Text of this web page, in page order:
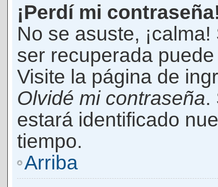
¡Perdí mi
No se asuste,
ser recuperada
Visite la página de
Olvidé mi contraseña.
estará identificado
tiempo.
Arriba